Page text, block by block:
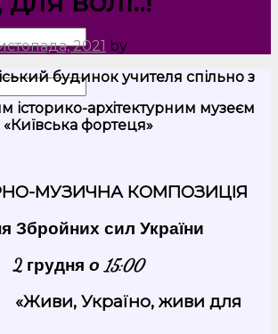
2021 by
будинок учителя спільно з
історико-архітектурним музеєм
«Київська фортеця»
МУЗИЧНА КОМПОЗИЦІЯ
Збройних сил України
2 грудня о 15:00
«Живи, Україно, живи для